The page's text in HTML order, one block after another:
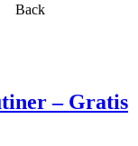
Back
– Gratis